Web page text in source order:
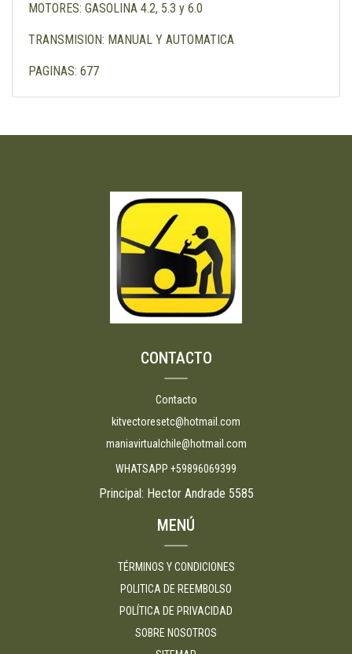
MOTORES: GASOLINA 4.2, 5.3 y 6.0
TRANSMISION: MANUAL Y AUTOMATICA
PAGINAS: 677
CONTACTO
Contacto
kitvectoresetc@hotmail.com
maniavirtualchile@hotmail.com
WHATSAPP +59896069399
Principal: Hector Andrade 5585
MENÚ
TÉRMINOS Y CONDICIONES
POLITICA DE REEMBOLSO
POLÍTICA DE PRIVACIDAD
SOBRE NOSOTROS